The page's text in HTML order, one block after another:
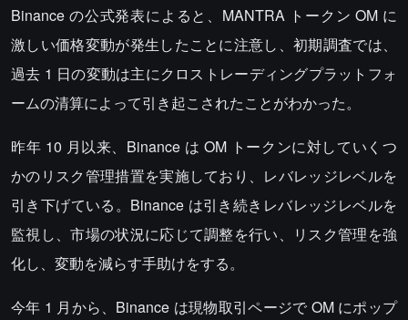
Binance の公式発表によると、MANTRA トークン OM に
激しい価格変動が発生したことに注意し、初期調査では、
過去 1 日の変動は主にクロストレーディングプラットフォ
ームの清算によって引き起こされたことがわかった。
昨年 10 月以来、Binance は OM トークンに対していくつ
かのリスク管理措置を実施しており、レバレッジレベルを
引き下げている。Binance は引き続きレバレッジレベルを
監視し、市場の状況に応じて調整を行い、リスク管理を強
化し、変動を減らす手助けをする。
今年 1 月から、Binance は現物取引ページで OM にポップ